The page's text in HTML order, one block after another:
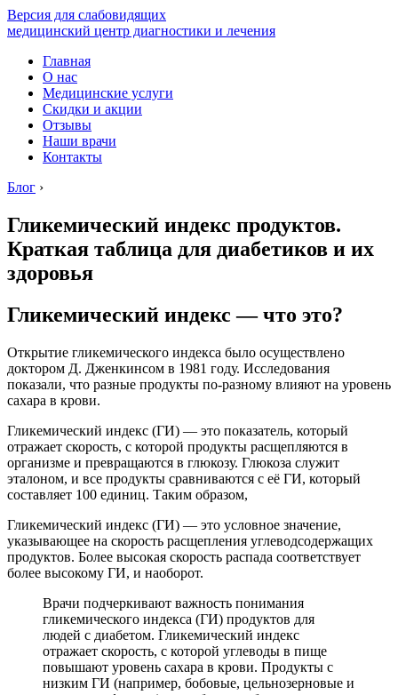
Версия для слабовидящих
медицинский центр диагностики и лечения
Главная
О нас
Медицинские услуги
Скидки и акции
Отзывы
Наши врачи
Контакты
Блог ›
Гликемический индекс продуктов.
Краткая таблица для диабетиков и их
здоровья
Гликемический индекс — что это?
Открытие гликемического индекса было осуществлено
доктором Д. Дженкинсом в 1981 году. Исследования
показали, что разные продукты по-разному влияют на уровень
сахара в крови.
Гликемический индекс (ГИ) — это показатель, который
отражает скорость, с которой продукты расщепляются в
организме и превращаются в глюкозу. Глюкоза служит
эталоном, и все продукты сравниваются с её ГИ, который
составляет 100 единиц. Таким образом,
Гликемический индекс (ГИ) — это условное значение,
указывающее на скорость расщепления углеводсодержащих
продуктов. Более высокая скорость распада соответствует
более высокому ГИ, и наоборот.
Врачи подчеркивают важность понимания
гликемического индекса (ГИ) продуктов для
людей с диабетом. Гликемический индекс
отражает скорость, с которой углеводы в пище
повышают уровень сахара в крови. Продукты с
низким ГИ (например, бобовые, цельнозерновые и